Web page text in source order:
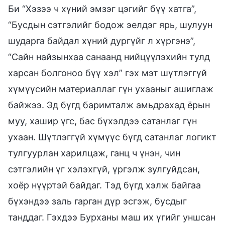
Би “Хэзээ ч хүний эмзэг цэгийг бүү хатга”,
“Бусдын сэтгэлийг бодож эелдэг ярь, шулуун
шударга байдал хүний дургүйг л хүргэнэ”,
“Сайн найзынхаа санаанд нийцүүлэхийн тулд
харсан болгоноо бүү хэл” гэх мэт шүтлэггүй
хүмүүсийн материаллаг гүн ухааныг ашиглаж
байжээ. Эд бүгд баримталж амьдрахад ёрын
муу, хашир үгс, бас бүхэлдээ сатанлаг гүн
ухаан. Шүтлэггүй хүмүүс бүгд сатанлаг логикт
тулгуурлан харилцаж, ганц ч үнэн, чин
сэтгэлийн үг хэлэхгүй, үргэлж зулгуйдсан,
хоёр нүүртэй байдаг. Тэд бүгд хэлж байгаа
бүхэндээ заль гарган дүр эсгэж, бусдыг
танддаг. Гэхдээ Бурханы маш их үгийг уншсан